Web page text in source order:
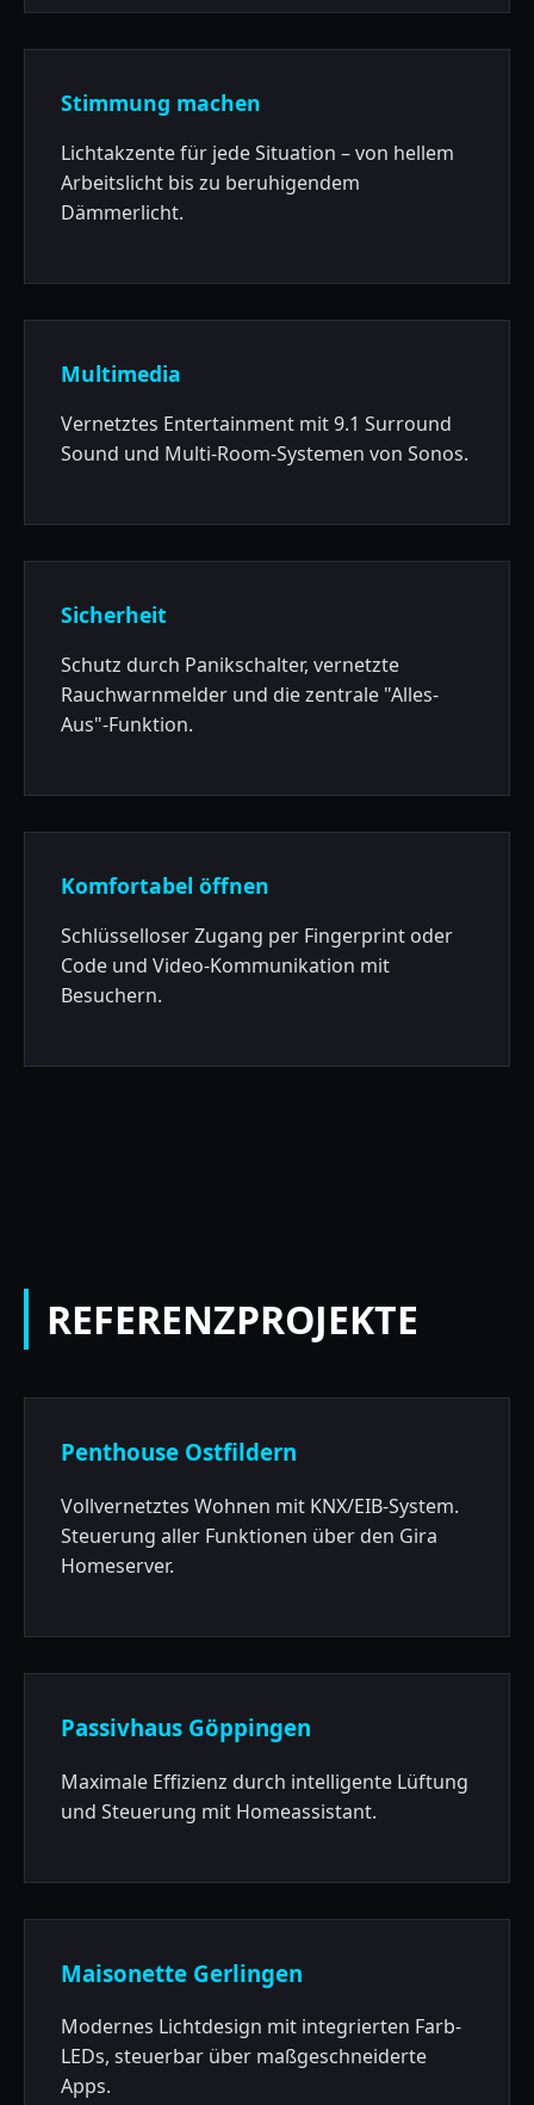
Stimmung machen
Lichtakzente für jede Situation – von hellem
Arbeitslicht bis zu beruhigendem
Dämmerlicht.
Multimedia
Vernetztes Entertainment mit 9.1 Surround
Sound und Multi-Room-Systemen von Sonos.
Sicherheit
Schutz durch Panikschalter, vernetzte
Rauchwarnmelder und die zentrale "Alles-
Aus"-Funktion.
Komfortabel öffnen
Schlüsselloser Zugang per Fingerprint oder
Code und Video-Kommunikation mit
Besuchern.
REFERENZPROJEKTE
Penthouse Ostfildern
Vollvernetztes Wohnen mit KNX/EIB-System.
Steuerung aller Funktionen über den Gira
Homeserver.
Passivhaus Göppingen
Maximale Effizienz durch intelligente Lüftung
und Steuerung mit Homeassistant.
Maisonette Gerlingen
Modernes Lichtdesign mit integrierten Farb-
LEDs, steuerbar über maßgeschneiderte
Apps.